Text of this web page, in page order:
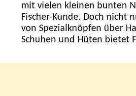
mit vielen kleinen bunten
Fischer-Kunde. Doch nicht
von Spezialknöpfen über
Schuhen und Hüten bietet